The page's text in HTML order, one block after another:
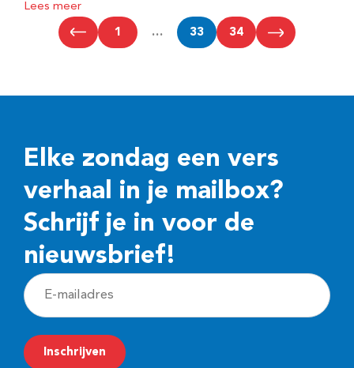
Lees meer
1 … 33 34
Elke zondag een vers
verhaal in je mailbox?
Schrijf je in voor de
nieuwsbrief!
E
-
m
a
Inschrijven